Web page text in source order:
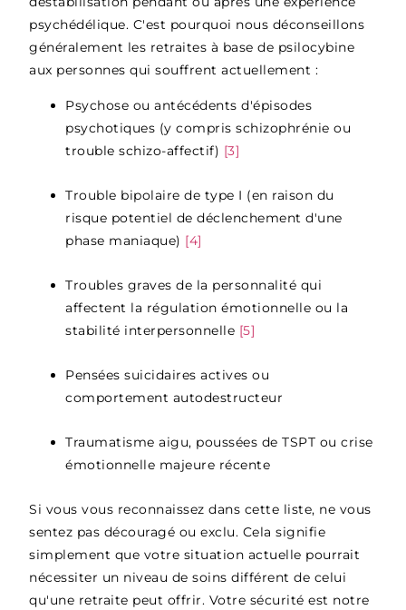
psychédélique. C'est pourquoi nous déconseillons
généralement les retraites à base de psilocybine
aux personnes qui souffrent actuellement :
Psychose ou antécédents d'épisodes
psychotiques (y compris schizophrénie ou
trouble schizo-affectif) [3]
Trouble bipolaire de type I (en raison du
risque potentiel de déclenchement d'une
phase maniaque) [4]
Troubles graves de la personnalité qui
affectent la régulation émotionnelle ou la
stabilité interpersonnelle [5]
Pensées suicidaires actives ou
comportement autodestructeur
Traumatisme aigu, poussées de TSPT ou crise
émotionnelle majeure récente
Si vous vous reconnaissez dans cette liste, ne vous
sentez pas découragé ou exclu. Cela signifie
simplement que votre situation actuelle pourrait
nécessiter un niveau de soins différent de celui
qu'une retraite peut offrir. Votre sécurité est notre